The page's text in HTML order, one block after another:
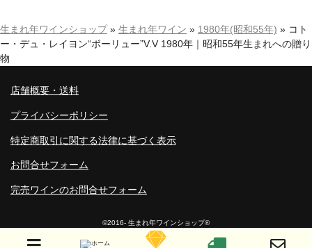
生まれ年ワインショップ» 生まれ年ワイン » 1980年(昭和55年) » コト
ー・デュ・レイヨン“ボーリュー”V.V 1980年｜昭和55年生まれへの贈り
物
店舗概要・送料
プライバシーポリシー
特定商取引に関する法律に基づく表示
お問合せフォーム
完売ワインのお問合せフォーム
©2016- 生まれ年ワインショップ®